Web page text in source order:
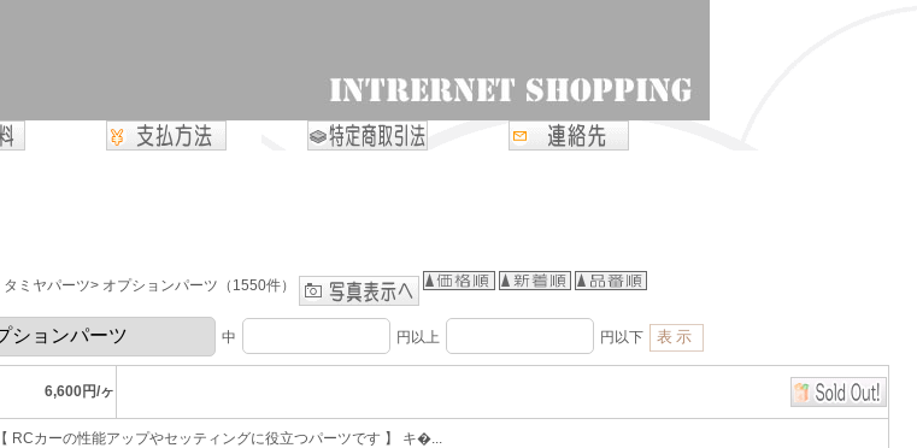
タミヤパーツ> オプションパーツ（1550件）
中 円以上 円以下
6,600円/ヶ
【 RCカーの性能アップやセッティングに役立つパーツです 】 キ�...